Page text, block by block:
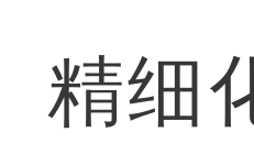
精细